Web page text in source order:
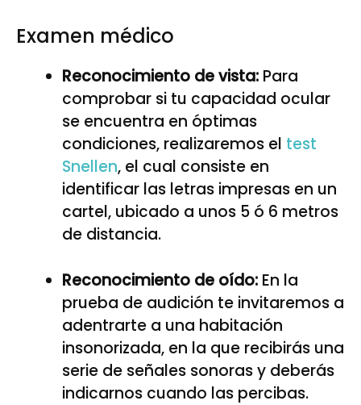
Examen médico
Reconocimiento de vista: Para
comprobar si tu capacidad ocular
se encuentra en óptimas
condiciones, realizaremos el test
Snellen, el cual consiste en
identificar las letras impresas en un
cartel, ubicado a unos 5 ó 6 metros
de distancia.
Reconocimiento de oído: En la
prueba de audición te invitaremos a
adentrarte a una habitación
insonorizada, en la que recibirás una
serie de señales sonoras y deberás
indicarnos cuando las percibas.